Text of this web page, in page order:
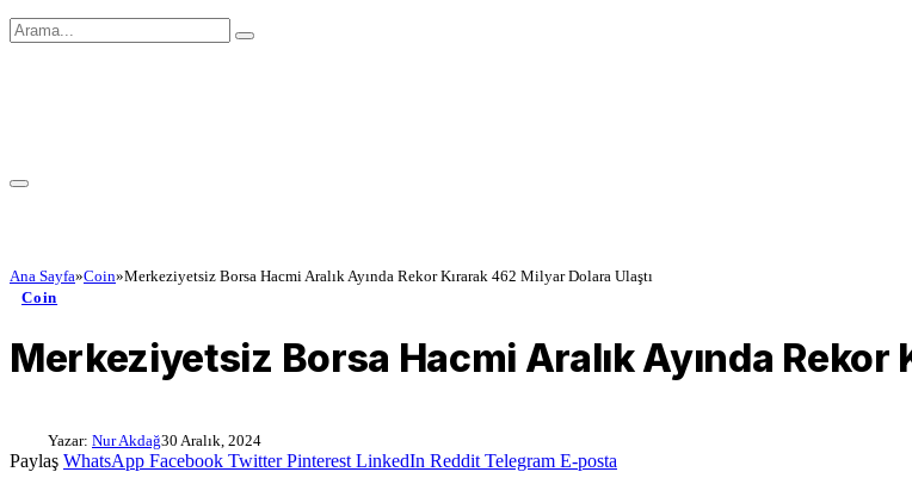
Ana Sayfa»Coin»Merkeziyetsiz Borsa Hacmi Aralık Ayında Rekor Kırarak 462 Milyar Dolara Ulaştı
Coin
Merkeziyetsiz Borsa Hacmi Aralık Ayında Rekor
Yazar: Nur Akdağ30 Aralık, 2024
Paylaş WhatsApp Facebook Twitter Pinterest LinkedIn Reddit Telegram E-posta